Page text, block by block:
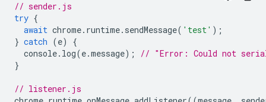
// sender.js
try {
await chrome. runtime. sendMessage( 'test' );
} catch (e)
{
console. log(e.message);
// "Error: Could not
}
// listener.js